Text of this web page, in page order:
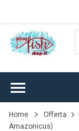
Home Offerta
Amazonicus)